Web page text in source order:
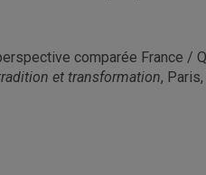
comparée France /
et transformation,